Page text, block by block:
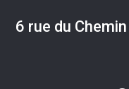
6 rue du